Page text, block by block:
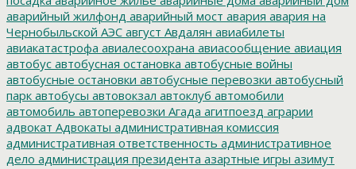
аварийный жилфонд аварийный мост авария авария на
Чернобыльской АЭС август Авдалян авиабилеты
авиакатастрофа авиалесоохрана авиасообщение авиация
автобус автобусная остановка автобусные войны
автобусные остановки автобусные перевозки автобусный
парк автобусы автовокзал автоклуб автомобили
автомобиль автоперевозки Агада агитпоезд аграрии
адвокат Адвокаты административная комиссия
административная ответственность административное
дело администрация президента азартные игры азимут